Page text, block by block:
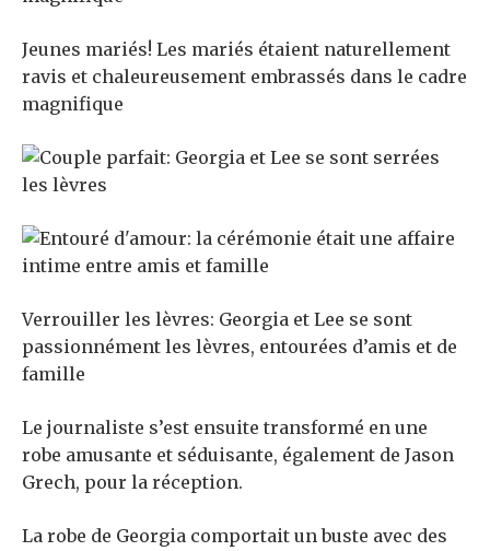
Jeunes mariés! Les mariés étaient naturellement
ravis et chaleureusement embrassés dans le cadre
magnifique
Verrouiller les lèvres: Georgia et Lee se sont
passionnément les lèvres, entourées d’amis et de
famille
Le journaliste s’est ensuite transformé en une
robe amusante et séduisante, également de Jason
Grech, pour la réception.
La robe de Georgia comportait un buste avec des